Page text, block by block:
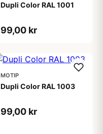
Dupli Color RAL 1001
99,00 kr
MOTIP
Dupli Color RAL 1003
99,00 kr